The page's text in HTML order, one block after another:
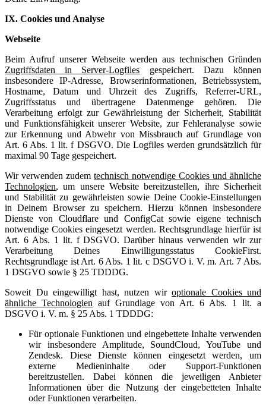
IX. Cookies und Analyse
Webseite
Beim Aufruf unserer Webseite werden aus technischen Gründen
Zugriffsdaten in Server-Logfiles gespeichert. Dazu können
insbesondere IP-Adresse, Browserinformationen, Betriebssystem,
Hostname, Datum und Uhrzeit des Zugriffs, Referrer-URL,
Zugriffsstatus und übertragene Datenmenge gehören. Die
Verarbeitung erfolgt zur Gewährleistung der Sicherheit, Stabilität
und Funktionsfähigkeit unserer Website, zur Fehleranalyse sowie
zur Erkennung und Abwehr von Missbrauch auf Grundlage von
Art. 6 Abs. 1 lit. f DSGVO. Die Logfiles werden grundsätzlich für
maximal 90 Tage gespeichert.
Wir verwenden zudem technisch notwendige Cookies und ähnliche
Technologien, um unsere Website bereitzustellen, ihre Sicherheit
und Stabilität zu gewährleisten sowie Deine Cookie-Einstellungen
in Deinem Browser zu speichern. Hierzu können insbesondere
Dienste von Cloudflare und ConfigCat sowie eigene technisch
notwendige Cookies eingesetzt werden. Rechtsgrundlage hierfür ist
Art. 6 Abs. 1 lit. f DSGVO. Darüber hinaus verwenden wir zur
Verarbeitung Deines Einwilligungsstatus CookieFirst.
Rechtsgrundlage ist Art. 6 Abs. 1 lit. c DSGVO i. V. m. Art. 7 Abs.
1 DSGVO sowie § 25 TDDDG.
Soweit Du eingewilligt hast, nutzen wir optionale Cookies und
ähnliche Technologien auf Grundlage von Art. 6 Abs. 1 lit. a
DSGVO i. V. m. § 25 Abs. 1 TDDDG:
Für optionale Funktionen und eingebettete Inhalte verwenden
wir insbesondere Amplitude, SoundCloud, YouTube und
Zendesk. Diese Dienste können eingesetzt werden, um
externe Medieninhalte oder Support-Funktionen
bereitzustellen. Dabei können die jeweiligen Anbieter
Informationen über die Nutzung der eingebetteten Inhalte
oder Funktionen verarbeiten.